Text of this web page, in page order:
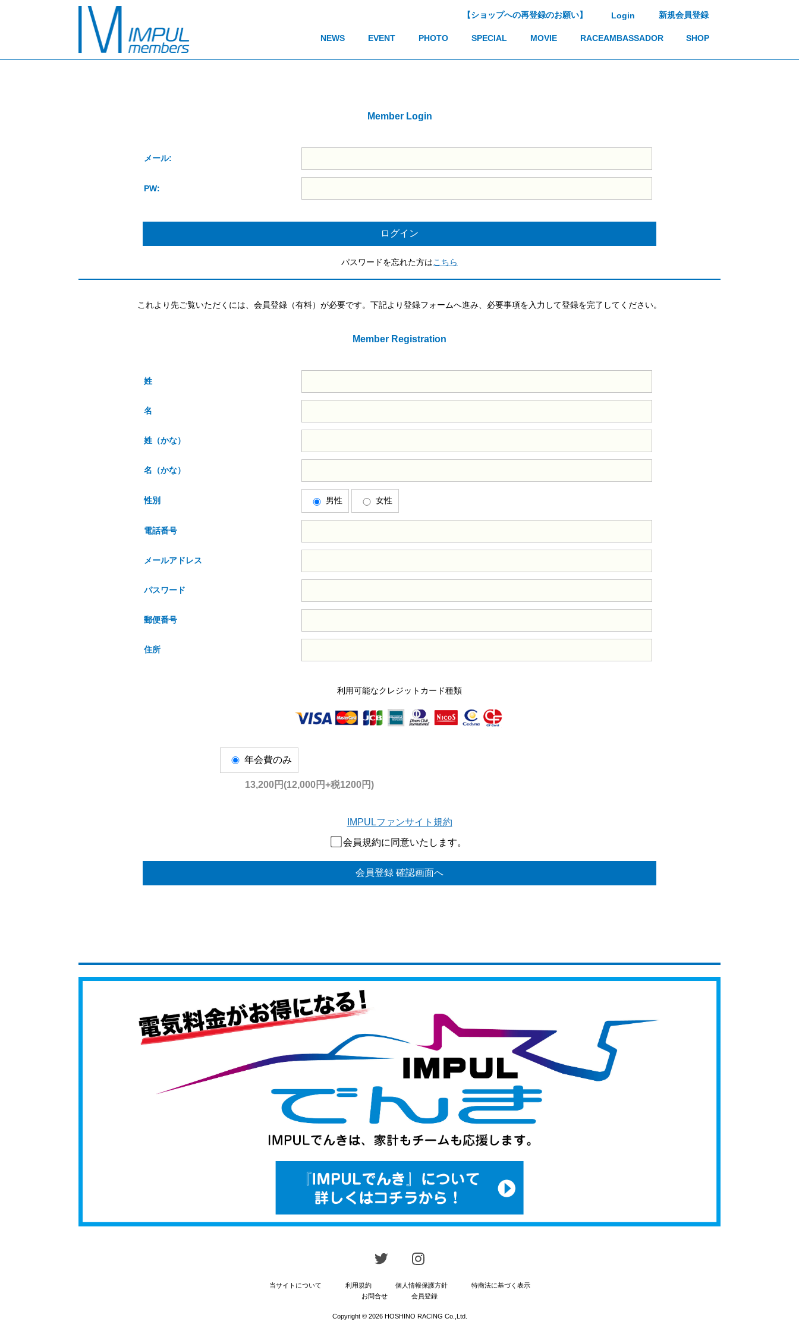
【ショップへの再登録のお願い】 Login 新規会員登録
NEWS EVENT PHOTO SPECIAL MOVIE RACEAMBASSADOR SHOP
Member Login
メール:
PW:
パスワードを忘れた方はこちら
これより先ご覧いただくには、会員登録（有料）が必要です。下記より登録フォームへ進み、必要事項を入力して登録を完了してください。
Member Registration
姓
名
姓（かな）
名（かな）
性別 男性 女性
電話番号
メールアドレス
パスワード
郵便番号
住所
利用可能なクレジットカード種類
年会費のみ
13,200円(12,000円+税1200円)
IMPULファンサイト規約
会員規約に同意いたします。
当サイトについて 利用規約 個人情報保護方針
特商法に基づく表示
お問合せ
会員登録
Copyright © 2026 HOSHINO RACING Co.,Ltd.